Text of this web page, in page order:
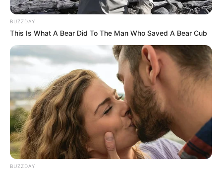
BUZZDAY
This Is What A Bear Did To The Man Who Saved A Bear Cub
BUZZDAY